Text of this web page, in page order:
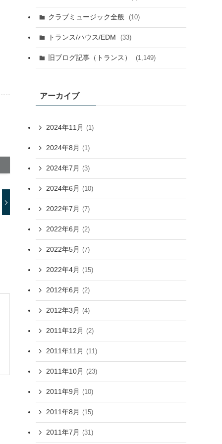
クラブミュージック全般 (10)
トランス/ハウス/EDM (33)
旧ブログ記事（トランス） (1,149)
アーカイブ
2024年11月 (1)
2024年8月 (1)
2024年7月 (3)
2024年6月 (10)
2022年7月 (7)
2022年6月 (2)
2022年5月 (7)
2022年4月 (15)
2012年6月 (2)
2012年3月 (4)
2011年12月 (2)
2011年11月 (11)
2011年10月 (23)
2011年9月 (10)
2011年8月 (15)
2011年7月 (31)